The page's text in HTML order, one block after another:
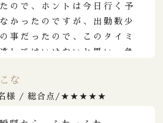
ので、ホントは今日行く予
かったのですが、出勤数少
事だったので、このタイミ
してはいけないと思い、急
名できました✨結論から言う
でした!仕事終わりで行った
な
名様 / 総合点/★★★★★